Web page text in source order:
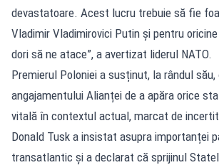
devastatoare. Acest lucru trebuie să fie
Vladimir Vladimirovici Putin și pentru
dori să ne atace”, a avertizat liderul NATO.
Premierul Poloniei a susținut, la rândul
angajamentului Alianței de a apăra orice
vitală în contextul actual, marcat de
Donald Tusk a insistat asupra importanței
transatlantic și a declarat că sprijinul